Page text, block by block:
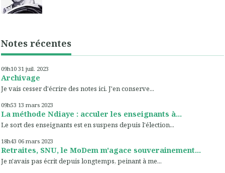
Notes récentes
09h10 31 juil. 2023
Archivage
Je vais cesser d'écrire des notes ici. J'en conserve...
09h53 13 mars 2023
La méthode Ndiaye : acculer les enseignants à...
Le sort des enseignants est en suspens depuis l'élection...
18h43 06 mars 2023
Retraites, SNU, le MoDem m'agace souverainement...
Je n'avais pas écrit depuis longtemps, peinant à me...